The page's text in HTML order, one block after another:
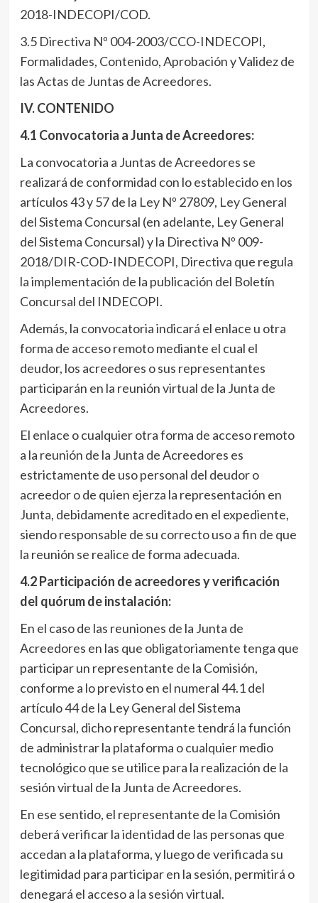
2018-INDECOPI/COD.
3.5 Directiva Nº 004-2003/CCO-INDECOPI,
Formalidades, Contenido, Aprobación y Validez de
las Actas de Juntas de Acreedores.
IV. CONTENIDO
4.1 Convocatoria a Junta de Acreedores:
La convocatoria a Juntas de Acreedores se
realizará de conformidad con lo establecido en los
artículos 43 y 57 de la Ley Nº 27809, Ley General
del Sistema Concursal (en adelante, Ley General
del Sistema Concursal) y la Directiva Nº 009-
2018/DIR-COD-INDECOPI, Directiva que regula
la implementación de la publicación del Boletín
Concursal del INDECOPI.
Además, la convocatoria indicará el enlace u otra
forma de acceso remoto mediante el cual el
deudor, los acreedores o sus representantes
participarán en la reunión virtual de la Junta de
Acreedores.
El enlace o cualquier otra forma de acceso remoto
a la reunión de la Junta de Acreedores es
estrictamente de uso personal del deudor o
acreedor o de quien ejerza la representación en
Junta, debidamente acreditado en el expediente,
siendo responsable de su correcto uso a fin de que
la reunión se realice de forma adecuada.
4.2 Participación de acreedores y verificación
del quórum de instalación:
En el caso de las reuniones de la Junta de
Acreedores en las que obligatoriamente tenga que
participar un representante de la Comisión,
conforme a lo previsto en el numeral 44.1 del
artículo 44 de la Ley General del Sistema
Concursal, dicho representante tendrá la función
de administrar la plataforma o cualquier medio
tecnológico que se utilice para la realización de la
sesión virtual de la Junta de Acreedores.
En ese sentido, el representante de la Comisión
deberá verificar la identidad de las personas que
accedan a la plataforma, y luego de verificada su
legitimidad para participar en la sesión, permitirá o
denegará el acceso a la sesión virtual.